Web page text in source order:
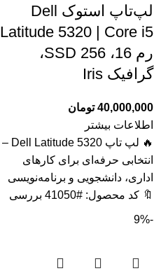
لپ‌تاپ استوک Dell
Latitude 5320 | Core i5
رم 16، SSD 256،
گرافیک Iris
40,000,000 تومان
اطلاعات بیشتر
🔥 لپ تاپ Dell Latitude 5320 –
انتخابی حرفه‌ای برای کارهای
اداری، دانشجویی و برنامه‌نویسی
🔖 کد محصول: #41050 بررسی
-9%